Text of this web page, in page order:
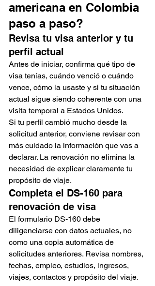
americana en Colombia
paso a paso?
Revisa tu visa anterior y tu
perfil actual
Antes de iniciar, confirma qué tipo de
visa tenías, cuándo venció o cuándo
vence, cómo la usaste y si tu situación
actual sigue siendo coherente con una
visita temporal a Estados Unidos.
Si tu perfil cambió mucho desde la
solicitud anterior, conviene revisar con
más cuidado la información que vas a
declarar. La renovación no elimina la
necesidad de explicar claramente tu
propósito de viaje.
Completa el DS-160 para
renovación de visa
El formulario DS-160 debe
diligenciarse con datos actuales, no
como una copia automática de
solicitudes anteriores. Revisa nombres,
fechas, empleo, estudios, ingresos,
viajes, contactos y propósito del viaje.